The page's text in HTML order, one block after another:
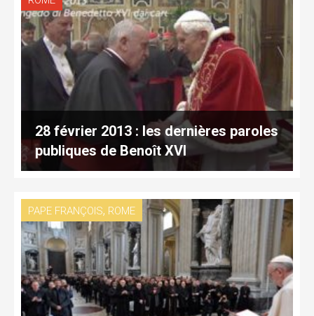
28 février 2013 : les dernières paroles
publiques de Benoît XVI
PAPE FRANÇOIS, ROME